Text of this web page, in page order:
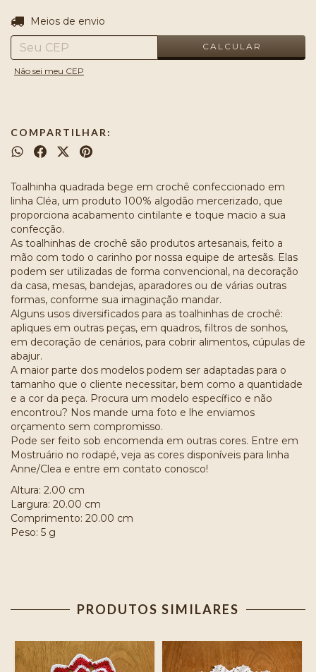
Entregas para o CEP:
Meios de envio
CALCULAR
Não sei meu CEP
COMPARTILHAR:
Toalhinha quadrada bege em crochê confeccionado em
linha Cléa, um produto 100% algodão mercerizado, que
proporciona acabamento cintilante e toque macio a sua
confecção.
As toalhinhas de crochê são produtos artesanais, feito a
mão com todo o carinho por nossa equipe de artesãs. Elas
podem ser utilizadas de forma convencional, na decoração
da casa, mesas, bandejas, aparadores ou de várias outras
formas, conforme sua imaginação mandar.
Alguns usos diversificados para as toalhinhas de crochê:
apliques em outras peças, em quadros, filtros de sonhos,
em decoração de cenários, para cobrir alimentos, cúpulas de
abajur.
A maior parte dos modelos podem ser adaptadas para o
tamanho que o cliente necessitar, bem como a quantidade
e a cor da peça. Procura um modelo específico e não
encontrou? Nos mande uma foto e lhe enviamos
orçamento sem compromisso.
Pode ser feito sob encomenda em outras cores. Entre em
Mostruário no rodapé, veja as cores disponíveis para linha
Anne/Clea e entre em contato conosco!
Altura: 2.00 cm
Largura: 20.00 cm
Comprimento: 20.00 cm
Peso: 5 g
PRODUTOS SIMILARES